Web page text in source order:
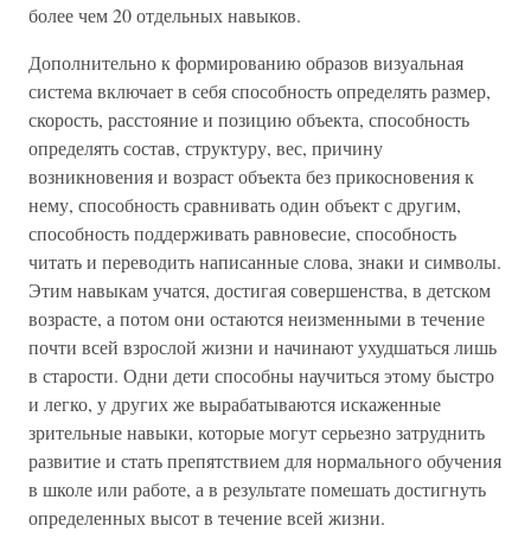
более чем 20 отдельных навыков.
Дополнительно к формированию образов визуальная
система включает в себя способность определять размер,
скорость, расстояние и позицию объекта, способность
определять состав, структуру, вес, причину
возникновения и возраст объекта без прикосновения к
нему, способность сравнивать один объект с другим,
способность поддерживать равновесие, способность
читать и переводить написанные слова, знаки и символы.
Этим навыкам учатся, достигая совершенства, в детском
возрасте, а потом они остаются неизменными в течение
почти всей взрослой жизни и начинают ухудшаться лишь
в старости. Одни дети способны научиться этому быстро
и легко, у других же вырабатываются искаженные
зрительные навыки, которые могут серьезно затруднить
развитие и стать препятствием для нормального обучения
в школе или работе, а в результате помешать достигнуть
определенных высот в течение всей жизни.